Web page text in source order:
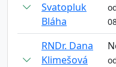
Svatopluk
Bláha
RNDr. Dana
Klimešová